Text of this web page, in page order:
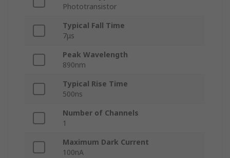
Phototransistor
Typical Fall Time
7μs
Peak Wavelength
890nm
Typical Rise Time
500ns
Number of Channels
1
Maximum Dark Current
100nA